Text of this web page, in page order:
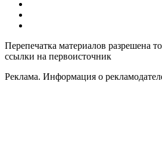
Перепечатка материалов разрешена
ссылки на первоисточник
Реклама. Информация о